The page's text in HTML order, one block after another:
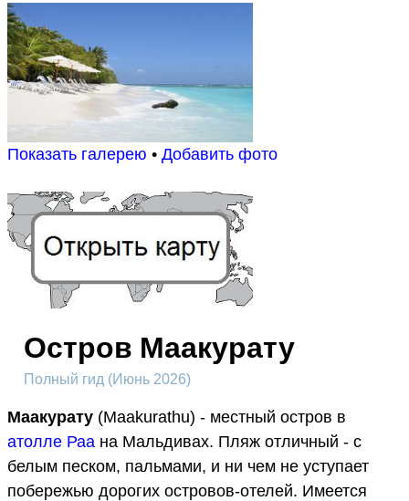
Показать галерею • Добавить фото
Остров Маакурату
Полный гид (Июнь 2026)
Маакурату (Maakurathu) - местный остров в
атолле Раа на Мальдивах. Пляж отличный - с
белым песком, пальмами, и ни чем не уступает
побережью дорогих островов-отелей. Имеется